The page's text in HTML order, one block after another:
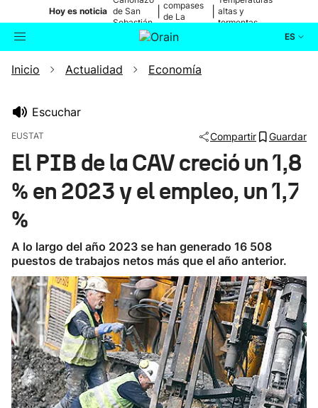
Hoy es noticia de San
Sebastián
compases
de La
altas y
tormentas
ES
Buscador Actualidad
Ikusmiran
Inicio Actualidad Economía
Escuchar
EUSTAT Compartir Guardar
El PIB de la CAV creció un 1,8
% en 2023 y el empleo, un 1,7
%
A lo largo del año 2023 se han generado 16 508
puestos de trabajos netos más que el año anterior.